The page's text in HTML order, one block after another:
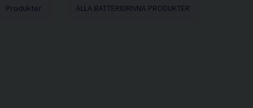
Produkter ALLA BATTERIDRIVNA PRODUKTER